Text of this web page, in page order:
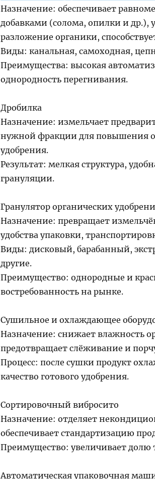
Назначение: обеспечивает
добавками (солома, опилки и др.),
разложение органики,
Виды: канальная, самоходная,
Преимущества: высокая
однородность перегнивания.
Дробилка
Назначение: измельчает
нужной фракции для повышения
удобрения.
Результат: мелкая структура,
грануляции.
Гранулятор органических
Назначение: превращает
удобства упаковки,
Виды: дисковый, барабанный,
другие.
Преимущество: однородные и
востребованность на рынке.
Сушильное и охлаждающее
Назначение: снижает влажность
предотвращает слёживание и
Процесс: после сушки продукт
качество готового удобрения.
Сортировочный вибросито
Назначение: отделяет
обеспечивает стандартизацию
Преимущество: увеличивает долю
Автоматическая упаковочная